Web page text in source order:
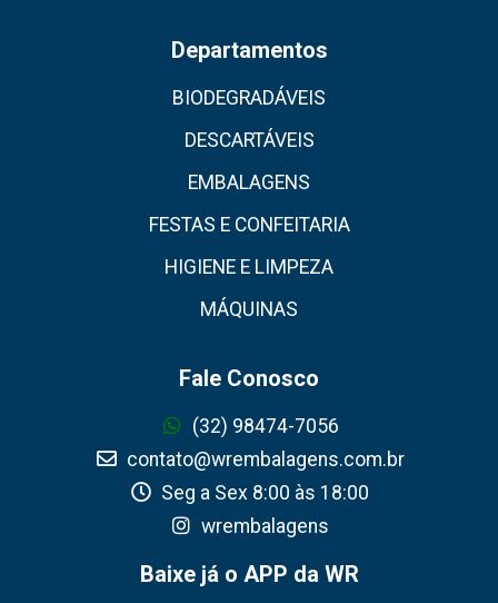
Departamentos
BIODEGRADÁVEIS
DESCARTÁVEIS
EMBALAGENS
FESTAS E CONFEITARIA
HIGIENE E LIMPEZA
MÁQUINAS
Fale Conosco
(32) 98474-7056
contato@wrembalagens.com.br
Seg a Sex 8:00 às 18:00
wrembalagens
Baixe já o APP da WR